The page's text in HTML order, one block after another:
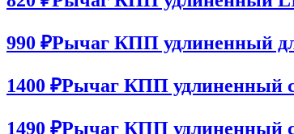
990 ₽Рычаг КПП удлиненный
1400 ₽Рычаг КПП удлиненный с
1490 ₽Рычаг КПП удлиненный